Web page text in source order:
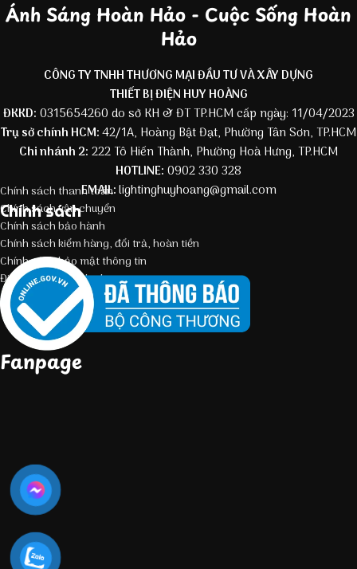
Ánh Sáng Hoàn Hảo - Cuộc Sống Hoàn
Hảo
CÔNG TY TNHH THƯƠNG MẠI ĐẦU TƯ VÀ XÂY DỰNG
THIẾT BỊ ĐIỆN HUY HOÀNG
ĐKKD: 0315654260 do sở KH & ĐT TP.HCM cấp ngày: 11/04/2023
Trụ sở chính HCM:42/1A, Hoàng Bật Đạt, Phường Tân Sơn, TP.HCM
Chi nhánh 2: 222 Tô Hiến Thành, Phường Hoà Hưng, TP.HCM
HOTLINE: 0902 330 328
EMAIL:lightinghuyhoang@gmail.com
Chính sách
Chính sách thanh toán
Chính sách vận chuyển
Chính sách bảo hành
Chính sách kiểm hàng, đổi trả, hoàn tiền
Chính sách bảo mật thông tin
Điều kiện giao dịch chung
Fanpage